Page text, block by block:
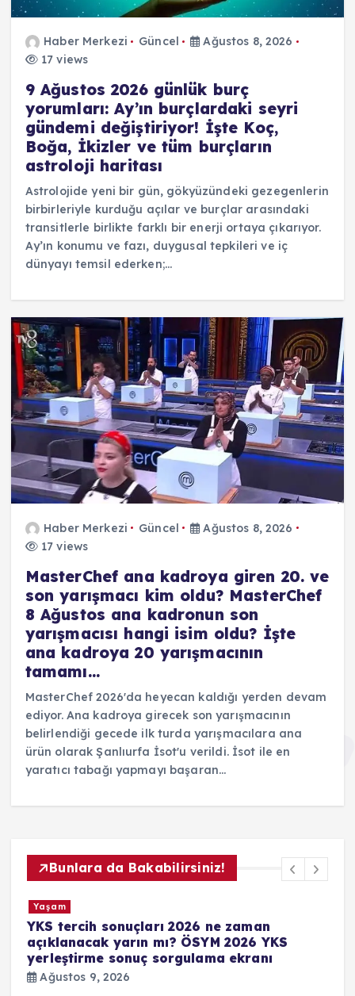
Haber Merkezi Güncel
Ağustos 8, 2026
17 views
9 Ağustos 2026 günlük burç
yorumları: Ay’ın burçlardaki seyri
gündemi değiştiriyor! İşte Koç,
Boğa, İkizler ve tüm burçların
astroloji haritası
Astrolojide yeni bir gün, gökyüzündeki gezegenlerin
birbirleriyle kurduğu açılar ve burçlar arasındaki
transitlerle birlikte farklı bir enerji ortaya çıkarıyor.
Ay’ın konumu ve fazı, duygusal tepkileri ve iç
dünyayı temsil ederken;…
Haber Merkezi Güncel
Ağustos 8, 2026
17 views
MasterChef ana kadroya giren 20. ve
son yarışmacı kim oldu? MasterChef
8 Ağustos ana kadronun son
yarışmacısı hangi isim oldu? İşte
ana kadroya 20 yarışmacının
tamamı…
MasterChef 2026'da heyecan kaldığı yerden devam
ediyor. Ana kadroya girecek son yarışmacının
belirlendiği gecede ilk turda yarışmacılara ana
ürün olarak Şanlıurfa İsot'u verildi. İsot ile en
yaratıcı tabağı yapmayı başaran…
Bunlara da Bakabilirsiniz!
Yaşam
Menderes Belediyesi meclis üyesi dağılımı
nasıl, çoğunluk kimde hangi partide?
Ağustos 9, 2026